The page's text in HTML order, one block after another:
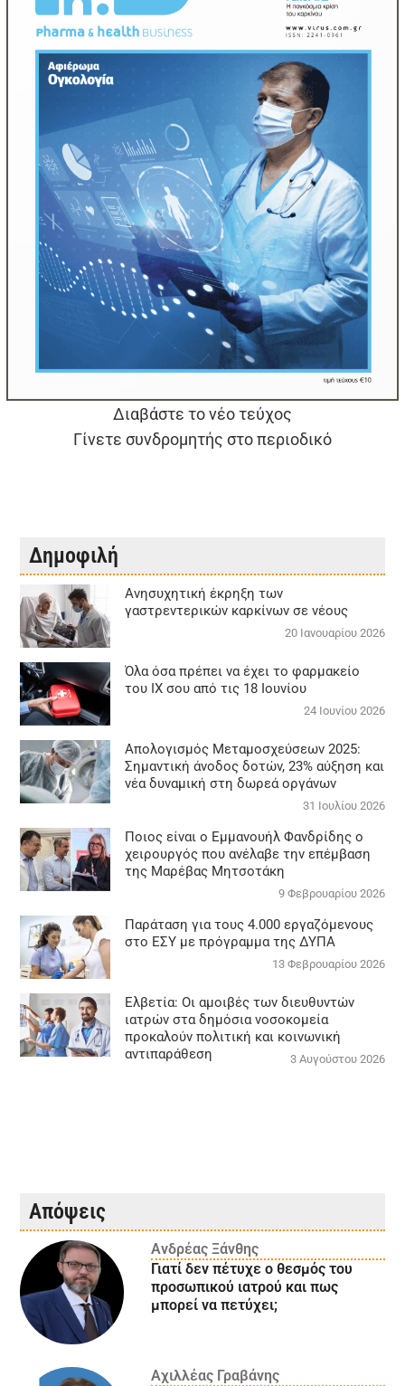
Διαβάστε το νέο τεύχος
Γίνετε συνδρομητής στο περιοδικό
Δημοφιλή
Aνησυχητική έκρηξη των
γαστρεντερικών καρκίνων σε νέους
20 Ιανουαρίου 2026
Όλα όσα πρέπει να έχει το φαρμακείο
του ΙΧ σου από τις 18 Ιουνίου
24 Ιουνίου 2026
Απολογισμός Μεταμοσχεύσεων 2025:
Σημαντική άνοδος δοτών, 23% αύξηση και
νέα δυναμική στη δωρεά οργάνων
31 Ιουλίου 2026
Ποιος είναι ο Εμμανουήλ Φανδρίδης ο
χειρουργός που ανέλαβε την επέμβαση
της Μαρέβας Μητσοτάκη
9 Φεβρουαρίου 2026
Παράταση για τους 4.000 εργαζόμενους
στο ΕΣΥ με πρόγραμμα της ΔΥΠΑ
13 Φεβρουαρίου 2026
Ελβετία: Οι αμοιβές των διευθυντών
ιατρών στα δημόσια νοσοκομεία
προκαλούν πολιτική και κοινωνική
αντιπαράθεση
3 Αυγούστου 2026
Απόψεις
Ανδρέας Ξάνθης
Γιατί δεν πέτυχε ο θεσμός του
προσωπικού ιατρού και πως
μπορεί να πετύχει;
Αχιλλέας Γραβάνης